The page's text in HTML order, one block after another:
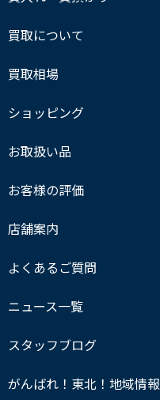
買取について
買取相場
ショッピング
お取扱い品
お客様の評価
店舗案内
よくあるご質問
ニュース一覧
スタッフブログ
がんばれ！東北！地域情報